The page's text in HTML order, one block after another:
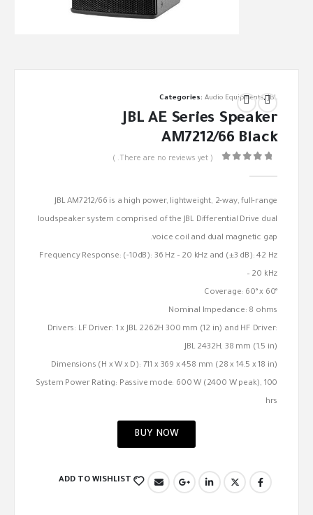
Categories:Audio Equipments,JBL
JBL AE Series Speaker
AM7212/66 Black
( There are no reviews yet. )
JBL AM7212/66 is a high power, lightweight, 2-way, full-range
loudspeaker system comprised of the JBL Differential Drive dual
voice coil and dual magnetic gap.
Frequency Response: (-10dB): 36 Hz – 20 kHz and (±3 dB): 42 Hz
– 20 kHz
Coverage: 60° x 60°
Nominal Impedance: 8 ohms
Drivers: LF Driver: 1 x JBL 2262H 300 mm (12 in) and HF Driver:
JBL 2432H, 38 mm (1.5 in)
Dimensions (H x W x D): 711 x 369 x 458 mm (28 x 14.5 x 18 in)
System Power Rating: Passive mode: 600 W (2400 W peak), 100
hrs
BUY NOW
ADD TO WISHLIST